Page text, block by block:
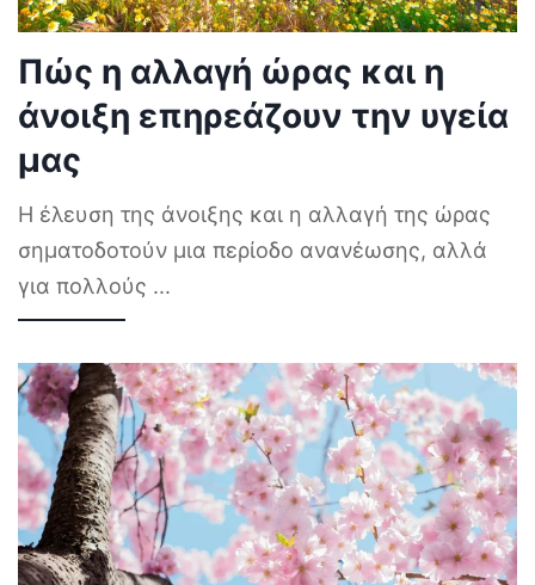
Πώς η αλλαγή ώρας και η
άνοιξη επηρεάζουν την υγεία
μας
Η έλευση της άνοιξης και η αλλαγή της ώρας
σηματοδοτούν μια περίοδο ανανέωσης, αλλά
για πολλούς ...